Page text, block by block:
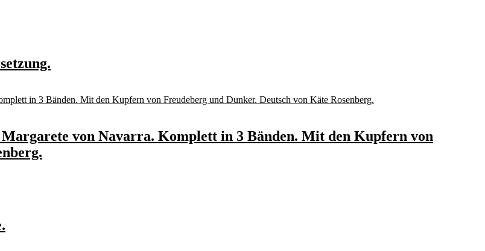
von Navarra. Komplett in 3 Bänden. Mit den Kupfern von